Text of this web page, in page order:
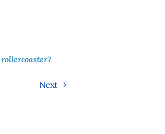
rollercoaster?
Next